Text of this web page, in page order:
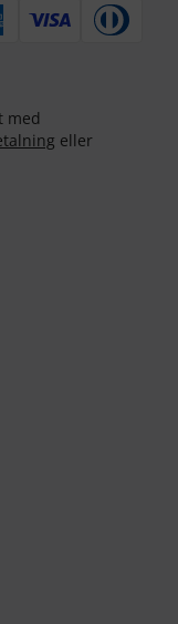
med
eller